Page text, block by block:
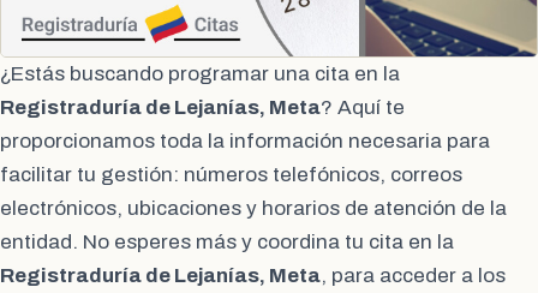
¿Estás buscando programar una cita en la
Registraduría de Lejanías, Meta? Aquí te
proporcionamos toda la información necesaria para
facilitar tu gestión: números telefónicos, correos
electrónicos, ubicaciones y horarios de atención de la
entidad. No esperes más y coordina tu cita en la
Registraduría de Lejanías, Meta, para acceder a los